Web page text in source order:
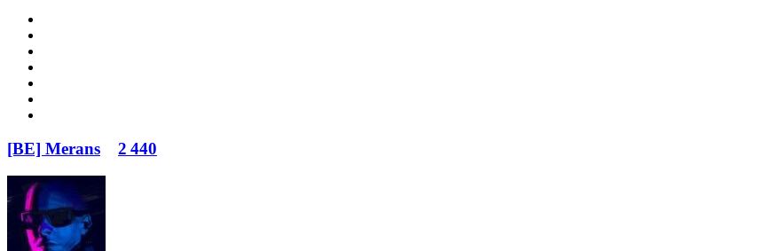
[BE] Merans 2 440